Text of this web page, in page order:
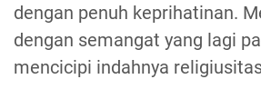
dengan penuh keprihatinan.
dengan semangat yang lagi
mencicipi indahnya